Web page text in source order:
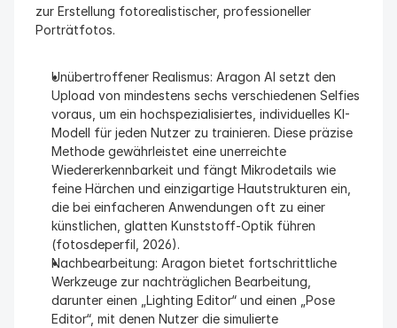
zur Erstellung fotorealistischer, professioneller
Porträtfotos.
Unübertroffener Realismus: Aragon AI setzt den
Upload von mindestens sechs verschiedenen Selfies
voraus, um ein hochspezialisiertes, individuelles KI-
Modell für jeden Nutzer zu trainieren. Diese präzise
Methode gewährleistet eine unerreichte
Wiedererkennbarkeit und fängt Mikrodetails wie
feine Härchen und einzigartige Hautstrukturen ein,
die bei einfacheren Anwendungen oft zu einer
künstlichen, glatten Kunststoff-Optik führen
(fotosdeperfil, 2026).
Nachbearbeitung: Aragon bietet fortschrittliche
Werkzeuge zur nachträglichen Bearbeitung,
darunter einen „Lighting Editor“ und einen „Pose
Editor“, mit denen Nutzer die simulierte